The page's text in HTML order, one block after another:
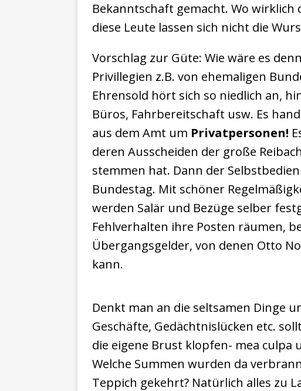
Bekanntschaft gemacht. Wo wirklich
diese Leute lassen sich nicht die
Vorschlag zur Güte: Wie wäre es
Privillegien z.B. von ehemaligen
Ehrensold hört sich so niedlich an,
Büros, Fahrbereitschaft usw. Es
aus dem Amt um Privatpersonen!
deren Ausscheiden der große
stemmen hat. Dann der
Bundestag. Mit schöner
werden Salär und Bezüge selber
Fehlverhalten ihre Posten räumen,
Übergangsgelder, von denen Otto
kann.
Denkt man an die seltsamen Dinge
Geschäfte, Gedächtnislücken etc.
die eigene Brust klopfen- mea culpa
Welche Summen wurden da
Teppich gekehrt? Natürlich alles zu